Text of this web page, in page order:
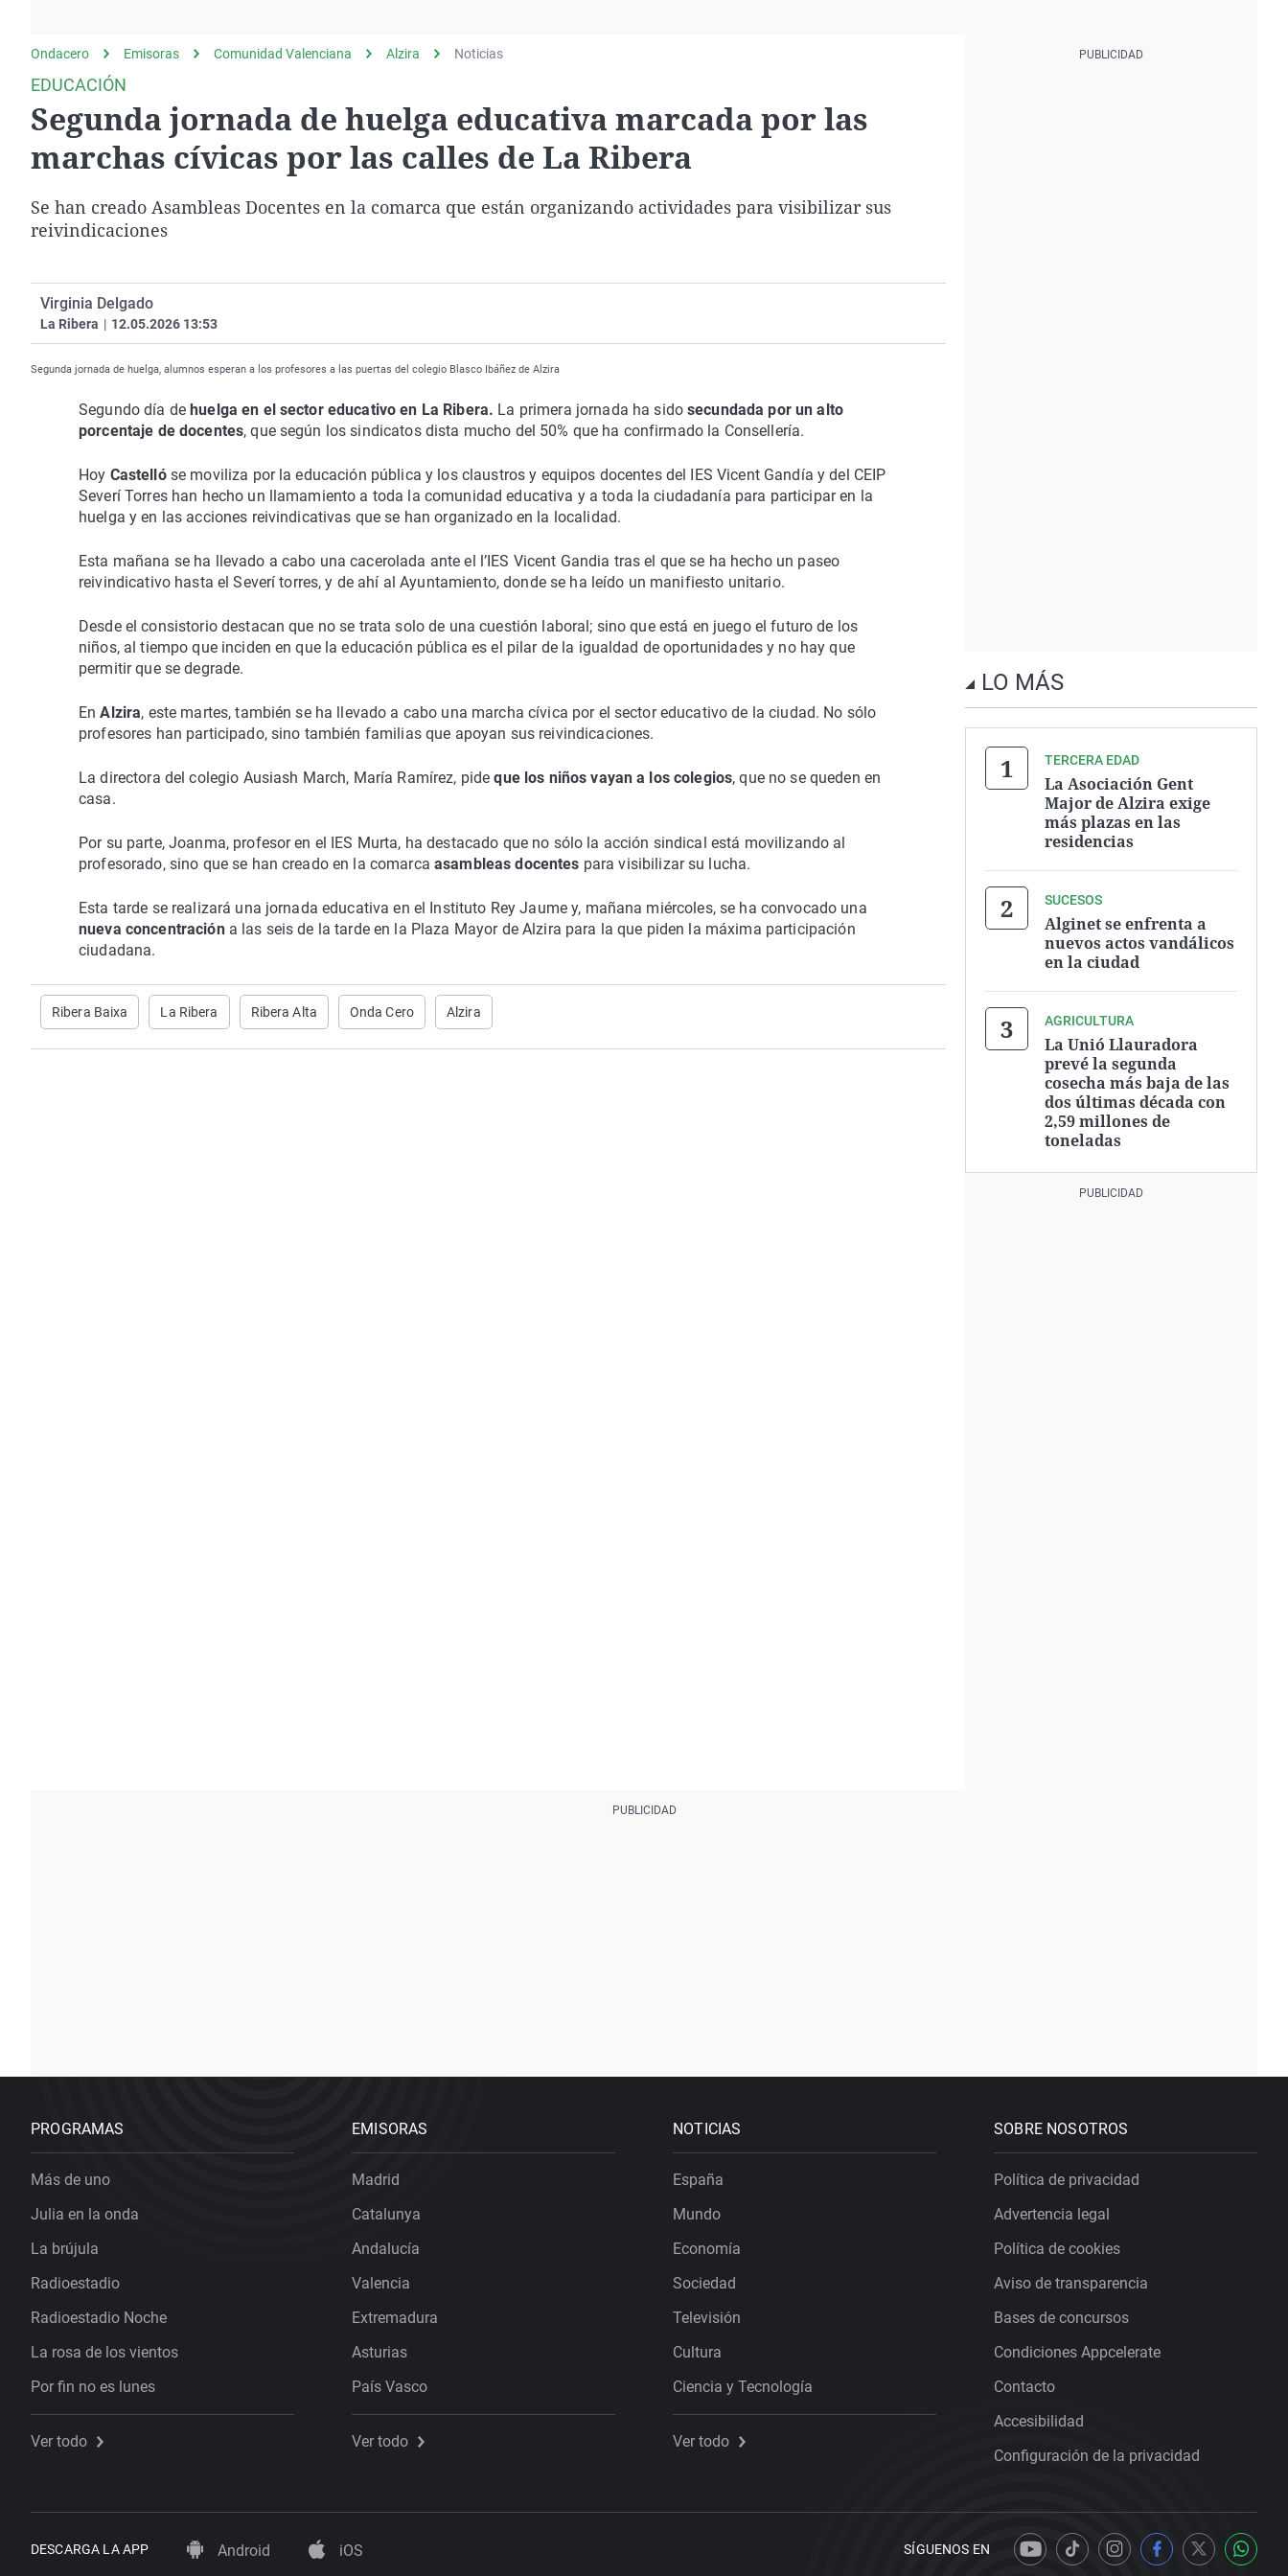
Operación Viuda
Negra
Navarra
Ondacero Emisoras Comunidad Valenciana Alzira Noticias
EDUCACIÓN
Segunda jornada de huelga educativa marcada por las
marchas cívicas por las calles de La Ribera
Se han creado Asambleas Docentes en la comarca que están organizando actividades para visibilizar sus
reivindicaciones
Virginia Delgado
La Ribera | 12.05.2026 13:53
Segunda jornada de huelga, alumnos esperan a los profesores a las puertas del colegio Blasco Ibáñez de Alzira
Segundo día dehuelga en el sector educativo en La Ribera. La primera jornada ha sidosecundada por un alto
porcentaje de docentes, que según los sindicatos dista mucho del 50% que ha confirmado la Consellería.
Hoy Castelló se moviliza por la educación pública y los claustros y equipos docentes del IES Vicent Gandía y del CEIP
Severí Torres han hecho un llamamiento a toda la comunidad educativa y a toda la ciudadanía para participar en la
huelga y en las acciones reivindicativas que se han organizado en la localidad.
Esta mañana se ha llevado a cabo una cacerolada ante el l’IES Vicent Gandia tras el que se ha hecho un paseo
reivindicativo hasta el Severí torres, y de ahí al Ayuntamiento, donde se ha leído un manifiesto unitario.
Desde el consistorio destacan que no se trata solo de una cuestión laboral; sino que está en juego el futuro de los
niños, al tiempo que inciden en que la educación pública es el pilar de la igualdad de oportunidades y no hay que
permitir que se degrade.
EnAlzira, este martes, también se ha llevado a cabo una marcha cívica por el sector educativo de la ciudad. No sólo
profesores han participado, sino también familias que apoyan sus reivindicaciones.
La directora del colegio Ausiash March, María Ramírez, pide que los niños vayan a los colegios, que no se queden en
casa.
Por su parte, Joanma, profesor en el IES Murta, ha destacado que no sólo la acción sindical está movilizando al
profesorado, sino que se han creado en la comarca asambleas docentes para visibilizar su lucha.
Esta tarde se realizará una jornada educativa en el Instituto Rey Jaume y, mañana miércoles, se ha convocado una
nueva concentracióna las seis de la tarde en la Plaza Mayor de Alzira para la que piden la máxima participación
ciudadana.
Ribera Baixa La Ribera Ribera Alta Onda Cero Alzira
LO MÁS
TERCERA EDAD
La Asociación Gent
Major de Alzira exige
más plazas en las
residencias
SUCESOS
Alginet se enfrenta a
nuevos actos vandálicos
en la ciudad
AGRICULTURA
La Unió Llauradora
prevé la segunda
cosecha más baja de las
dos últimas década con
2,59 millones de
toneladas
PROGRAMAS
Más de uno
Julia en la onda
La brújula
Radioestadio
Radioestadio Noche
La rosa de los vientos
Por fin no es lunes
Ver todo
EMISORAS
Madrid
Catalunya
Andalucía
Valencia
Extremadura
Asturias
País Vasco
Ver todo
NOTICIAS
España
Mundo
Economía
Sociedad
Televisión
Cultura
Ciencia y Tecnología
Ver todo
SOBRE NOSOTROS
Política de privacidad
Advertencia legal
Política de cookies
Aviso de transparencia
Bases de concursos
Condiciones Appcelerate
Contacto
Accesibilidad
Configuración de la privacidad
DESCARGA LA APP Android iOS SÍGUENOS EN